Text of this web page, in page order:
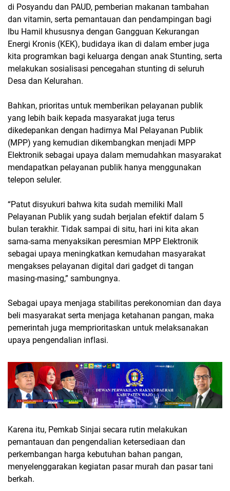
di Posyandu dan PAUD, pemberian makanan tambahan
dan vitamin, serta pemantauan dan pendampingan bagi
Ibu Hamil khususnya dengan Gangguan Kekurangan
Energi Kronis (KEK), budidaya ikan di dalam ember juga
kita programkan bagi keluarga dengan anak Stunting, serta
melakukan sosialisasi pencegahan stunting di seluruh
Desa dan Kelurahan.
Bahkan, prioritas untuk memberikan pelayanan publik
yang lebih baik kepada masyarakat juga terus
dikedepankan dengan hadirnya Mal Pelayanan Publik
(MPP) yang kemudian dikembangkan menjadi MPP
Elektronik sebagai upaya dalam memudahkan masyarakat
mendapatkan pelayanan publik hanya menggunakan
telepon seluler.
“Patut disyukuri bahwa kita sudah memiliki Mall
Pelayanan Publik yang sudah berjalan efektif dalam 5
bulan terakhir. Tidak sampai di situ, hari ini kita akan
sama-sama menyaksikan peresmian MPP Elektronik
sebagai upaya meningkatkan kemudahan masyarakat
mengakses pelayanan digital dari gadget di tangan
masing-masing,” sambungnya.
Sebagai upaya menjaga stabilitas perekonomian dan daya
beli masyarakat serta menjaga ketahanan pangan, maka
pemerintah juga memprioritaskan untuk melaksanakan
upaya pengendalian inflasi.
Karena itu, Pemkab Sinjai secara rutin melakukan
pemantauan dan pengendalian ketersediaan dan
perkembangan harga kebutuhan bahan pangan,
menyelenggarakan kegiatan pasar murah dan pasar tani
berkah.